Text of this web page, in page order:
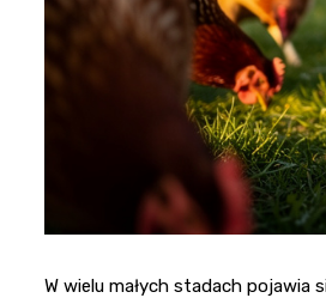
W wielu małych stadach pojawia